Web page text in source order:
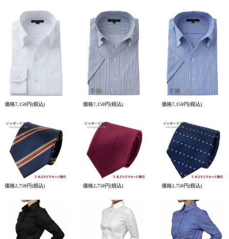
価格7,150円(税込) 価格7,150円(税込) 価格7,150円(税込)
価格2,750円(税込) 価格2,750円(税込) 価格2,750円(税込)